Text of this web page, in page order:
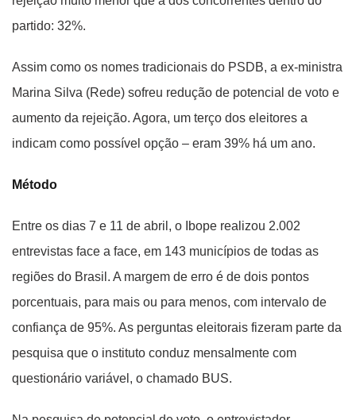
partido: 32%.
Assim como os nomes tradicionais do PSDB, a ex-ministra
Marina Silva (Rede) sofreu redução de potencial de voto e
aumento da rejeição. Agora, um terço dos eleitores a
indicam como possível opção – eram 39% há um ano.
Método
Entre os dias 7 e 11 de abril, o Ibope realizou 2.002
entrevistas face a face, em 143 municípios de todas as
regiões do Brasil. A margem de erro é de dois pontos
porcentuais, para mais ou para menos, com intervalo de
confiança de 95%. As perguntas eleitorais fizeram parte da
pesquisa que o instituto conduz mensalmente com
questionário variável, o chamado BUS.